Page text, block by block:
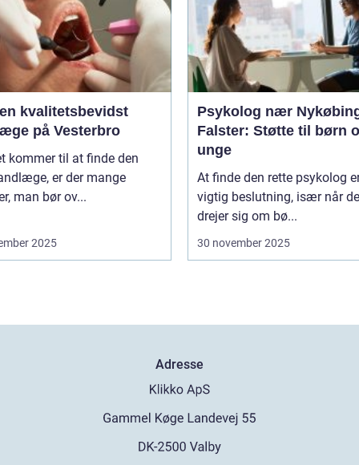
kvalitetsbevidst
på Vesterbro
kommer til at finde den
er der mange
man bør ov...
2025
Psykolog nær
Falster: Støtte til børn
unge
At finde den rette psykolog
vigtig beslutning, især når
drejer sig om bø...
30 november 2025
Adresse